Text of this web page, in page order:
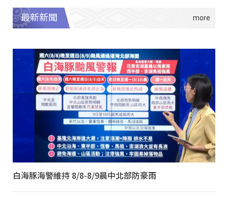
最新新聞
白海豚海警維持 8/8-8/9晨中北部防豪雨